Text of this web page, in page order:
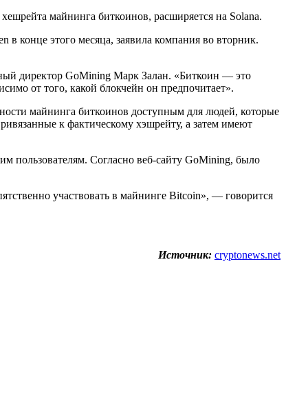
майнинга биткоинов, расширяется на Solana.
конце этого месяца, заявила компания во вторник.
директор GoMining Марк Залан. «Биткоин — это
от того, какой блокчейн он предпочитает».
майнинга биткоинов доступным для людей, которые
к фактическому хэшрейту, а затем имеют
пользователям. Согласно веб-сайту GoMining, было
участвовать в майнинге Bitcoin», — говорится
Источник: cryptonews.net